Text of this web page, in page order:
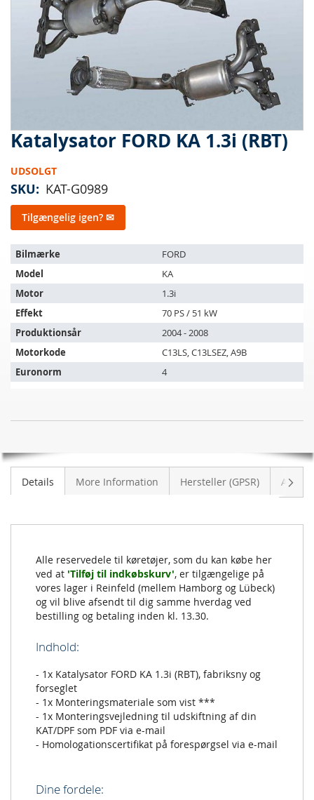
Katalysator FORD KA 1.3i (RBT)
UDSOLGT
SKU KAT-G0989
Tilgængelig igen? ✉
Varen
passer
til
følgende
køretøjer:
Bilmærke
FORD
Model
KA
Motor
1.3i
Effekt
70 PS / 51 kW
Produktionsår
2004 - 2008
Motorkode
C13LS, C13LSEZ, A9B
Euronorm
4
KA
1.3i
(RBT)
Gå
til
starten
af
billedgalleriet
Details More Information Hersteller (GPSR)
Alle reservedele til køretøjer, som du kan købe her
ved at 'Tilføj til indkøbskurv', er tilgængelige på
vores lager i Reinfeld (mellem Hamborg og Lübeck)
og vil blive afsendt til dig samme hverdag ved
bestilling og betaling inden kl. 13.30.
Indhold:
- 1x Katalysator FORD KA 1.3i (RBT), fabriksny og
forseglet
- 1x Monteringsmateriale som vist ***
- 1x Monteringsvejledning til udskiftning af din
KAT/DPF som PDF via e-mail
- Homologationscertifikat på forespørgsel via e-mail
Dine fordele: